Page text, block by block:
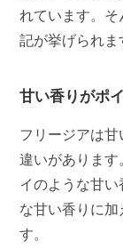
れています。
記が挙げられま
甘い香りがポ
フリージアは
違いがありま
イのような甘
な甘い香りに加
す。